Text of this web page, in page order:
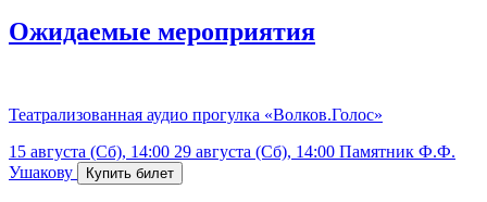
Ожидаемые мероприятия
Театрализованная аудио прогулка «Волков.Голос»
15 августа (Сб), 14:00 29 августа (Сб), 14:00 Памятник Ф.Ф.
Ушакову